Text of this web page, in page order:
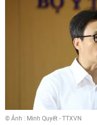
© Ảnh : Minh Quyết - TTXVN